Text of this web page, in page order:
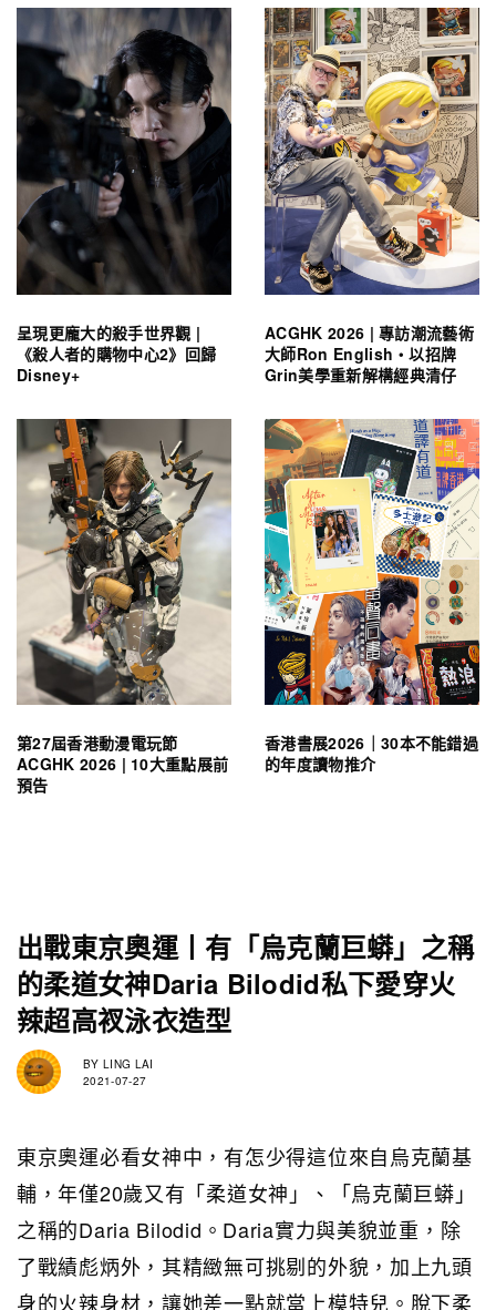
呈現更龐大的殺手世界觀 |
《殺人者的購物中心2》回歸
Disney+
ACGHK 2026 | 專訪潮流藝術
大師Ron English・以招牌
Grin美學重新解構經典清仔
第27屆香港動漫電玩節
ACGHK 2026 | 10大重點展前
預告
香港書展2026｜30本不能錯過
的年度讀物推介
出戰東京奧運丨有「烏克蘭巨蟒」之稱
的柔道女神Daria Bilodid私下愛穿火
辣超高衩泳衣造型
BY LING LAI
2021-07-27
東京奧運必看女神中，有怎少得這位來自烏克蘭基
輔，年僅20歲又有「柔道女神」、「烏克蘭巨蟒」
之稱的Daria Bilodid。Daria實力與美貌並重，除
了戰績彪炳外，其精緻無可挑剔的外貌，加上九頭
身的火辣身材，讓她差一點就當上模特兒。脫下柔